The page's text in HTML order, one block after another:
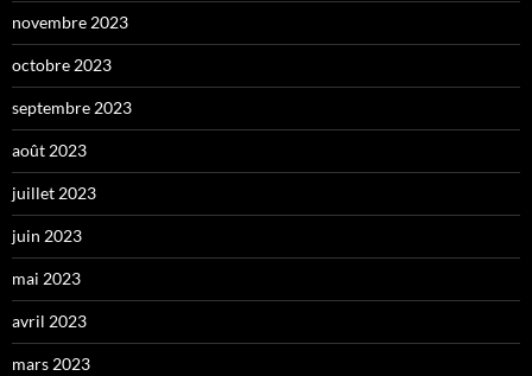
novembre 2023
octobre 2023
septembre 2023
août 2023
juillet 2023
juin 2023
mai 2023
avril 2023
mars 2023